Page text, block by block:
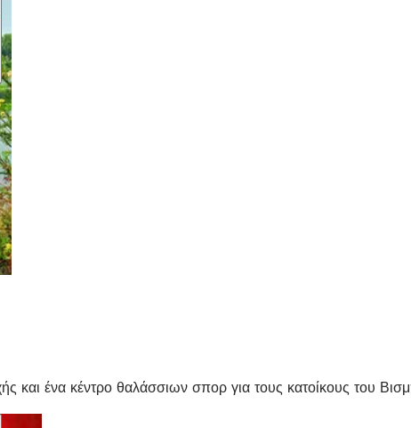
και ένα κέντρο θαλάσσιων σπορ για τους κατοίκους του